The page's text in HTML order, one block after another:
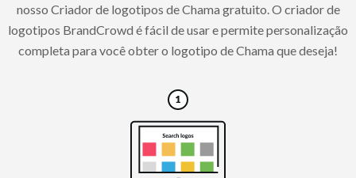
nosso Criador de logotipos de Chama gratuito. O criador de
logotipos BrandCrowd é fácil de usar e permite personalização
completa para você obter o logotipo de Chama que deseja!